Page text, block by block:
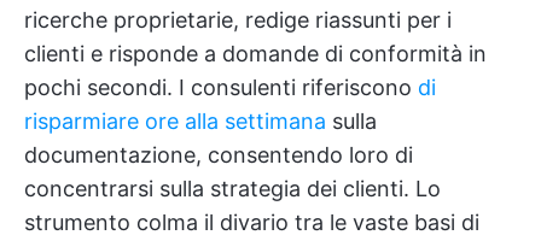
ricerche proprietarie, redige riassunti per i
clienti e risponde a domande di conformità in
pochi secondi. I consulenti riferiscono di
risparmiare ore alla settimana sulla
documentazione, consentendo loro di
concentrarsi sulla strategia dei clienti. Lo
strumento colma il divario tra le vaste basi di